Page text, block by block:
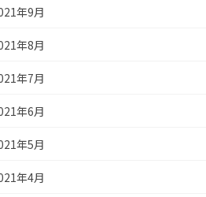
年9月
年8月
年7月
年6月
年5月
年4月